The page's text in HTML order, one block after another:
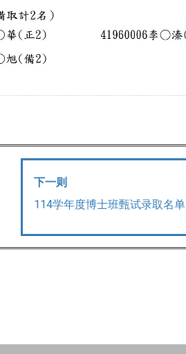
下一则
114学年度博士班甄试录取名单